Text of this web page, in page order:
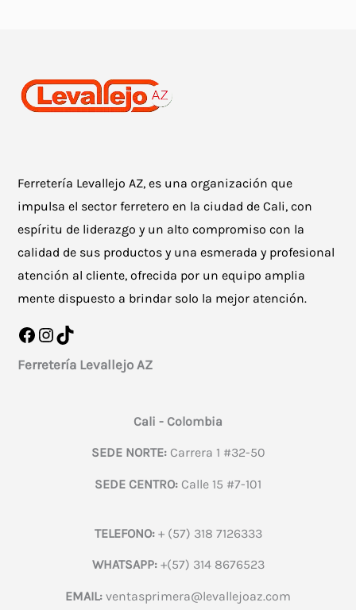
Ferretería Levallejo AZ, es una organización que
impulsa el sector ferretero en la ciudad de Cali, con
espíritu de liderazgo y un alto compromiso con la
calidad de sus productos y una esmerada y profesional
atención al cliente, ofrecida por un equipo amplia
mente dispuesto a brindar solo la mejor atención.
Facebook
Instagram
TikTok
Ferretería Levallejo AZ
Cali - Colombia
SEDE NORTE:Carrera 1 #32-50
SEDE CENTRO: Calle 15 #7-101
TELEFONO:+ (57) 318 7126333
WHATSAPP:+(57) 314 8676523
EMAIL: ventasprimera@levallejoaz.com